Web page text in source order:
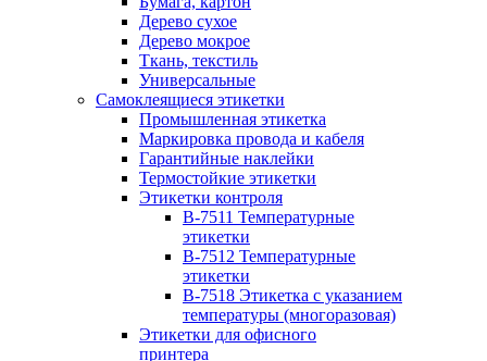
Дерево сухое
Дерево мокрое
Ткань, текстиль
Универсальные
Самоклеящиеся этикетки
Промышленная этикетка
Маркировка провода и кабеля
Гарантийные наклейки
Термостойкие этикетки
Этикетки контроля
B-7511 Температурные
этикетки
B-7512 Температурные
этикетки
B-7518 Этикетка с указанием
температуры (многоразовая)
Этикетки для офисного
принтера